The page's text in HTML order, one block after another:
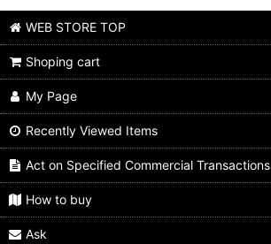
WEB STORE TOP
Shoping cart
My Page
Recently Viewed Items
Act on Specified Commercial Transactions
How to buy
Ask